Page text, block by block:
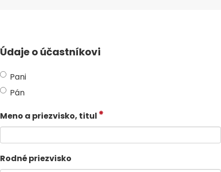
Údaje o účastníkovi
Pani
Pán
Meno a priezvisko, titul
Rodné priezvisko